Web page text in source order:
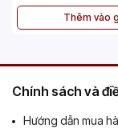
Thêm vào
Chính sách và
Hướng dẫn mua